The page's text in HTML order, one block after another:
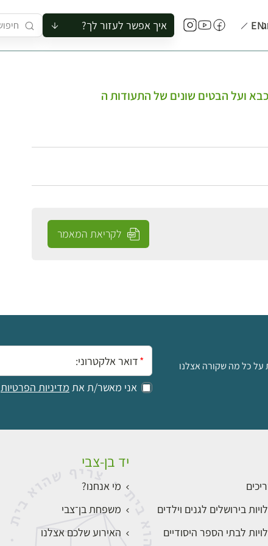
EN איך אפשר לעזור לך?
להזמין סיור לקבוצה
להירשם לקורס
ועל הבטים שונים של התעודות ה
לקריאת המאמר
על כל מה שקורה אצלנו
אימייל:
אני מאשר/ת את מדיניות הפרטיות
בירושלים לגנים וילדים
לבתי הספר היסודיים
יד בן-צבי
מי אנחנו?
משפחת בן־צבי
האירוע שלכם אצלנו